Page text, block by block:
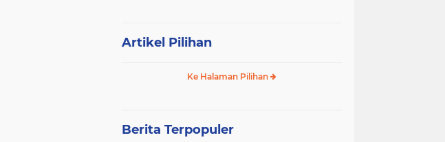
Artikel Pilihan
Ke Halaman Pilihan
Berita Terpopuler